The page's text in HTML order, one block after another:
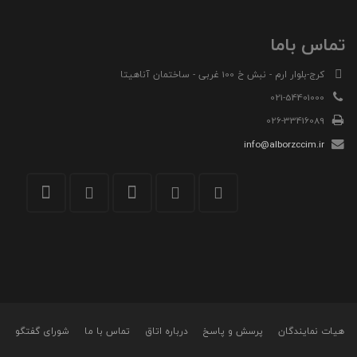
تماس باما
کرج-بلوار ارم - نبش خ 100 غربی - ساختمان آناهیتا
021-54401000
026-33416089
info@alborzccim.ir
هیات نمایندگان پرسش و پاسخ درباره اتاق تماس با ما شورای گفتگو